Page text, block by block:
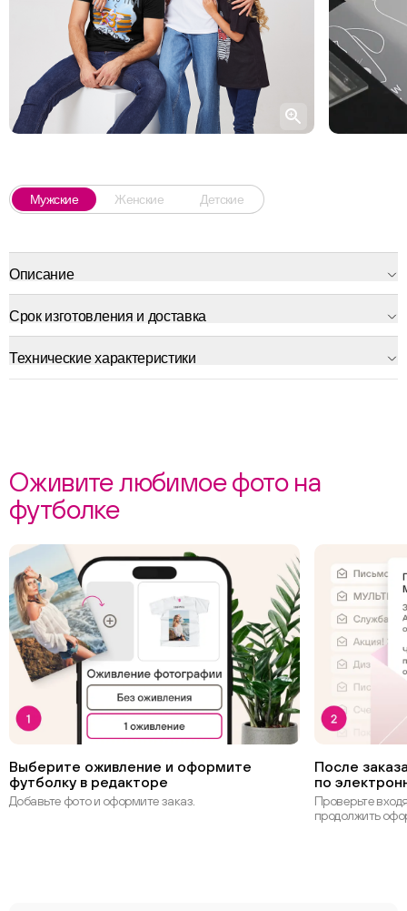
Мужские Женские Детские
Описание
Срок изготовления и доставка
Технические характеристики
Оживите любимое фото на
футболке
Выберите оживление и оформите
футболку в редакторе
Добавьте фото и оформите заказ.
После
по
Проверьте
продолжить